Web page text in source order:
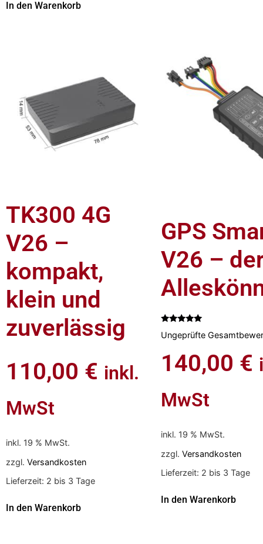
In den Warenkorb
TK300 4G
V26 –
kompakt,
klein und
zuverlässig
110,00 € inkl.
MwSt
inkl. 19 % MwSt.
zzgl. Versandkosten
Lieferzeit: 2 bis 3 Tage
In den Warenkorb
GPS
V26 –
Bewertet
mit
von 5
Ungeprüfte
140,00 €
MwSt
inkl. 19 % MwSt.
zzgl. Versandkosten
Lieferzeit: 2 bis 3 Tage
In den Warenkorb